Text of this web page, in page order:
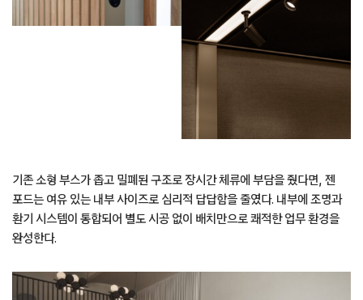
기존 소형 부스가 좁고 밀폐된 구조로 장시간 체류에 부담을 줬다면, 젠
포드는 여유 있는 내부 사이즈로 심리적 답답함을 줄였다. 내부에 조명과
환기 시스템이 통합되어 별도 시공 없이 배치만으로 쾌적한 업무 환경을
완성한다.